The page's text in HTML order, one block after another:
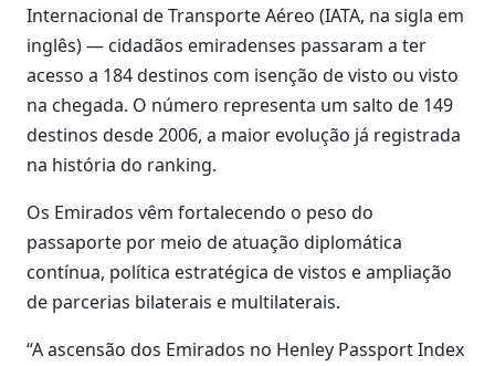
Internacional de Transporte Aéreo (IATA, na sigla em
inglês) — cidadãos emiradenses passaram a ter
acesso a 184 destinos com isenção de visto ou visto
na chegada. O número representa um salto de 149
destinos desde 2006, a maior evolução já registrada
na história do ranking.
Os Emirados vêm fortalecendo o peso do
passaporte por meio de atuação diplomática
contínua, política estratégica de vistos e ampliação
de parcerias bilaterais e multilaterais.
“A ascensão dos Emirados no Henley Passport Index